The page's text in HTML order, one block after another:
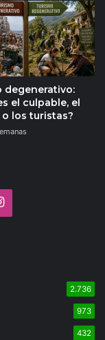
degenerativo:
el culpable, el
los turistas?
Instagram
2.736
973
432